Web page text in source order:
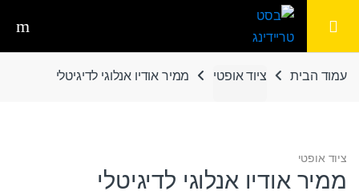
navigation
content
עמוד הבית
ציוד אופטי ממיר אודיו אנלוגי לדיגיטלי
ציוד אופטי
ממיר אודיו אנלוגי לדיגיטלי